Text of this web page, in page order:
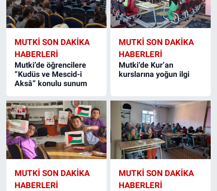
MUTKI SON DAKIKA
HABERLERI
Mutki’de öğrencilere
“Kudüs ve Mescid-i
Aksâ” konulu sunum
MUTKI SON DAKIKA
HABERLERI
Mutki’de Kur’an
kurslarına yoğun ilgi
MUTKI SON DAKIKA
HABERLERI
MUTKI SON DAKIKA
HABERLERI